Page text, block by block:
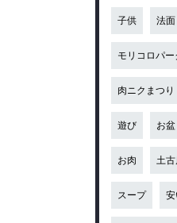
子供 法面
モリコロパー
肉ニクまつり
遊び お盆
お肉 土
スープ